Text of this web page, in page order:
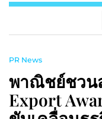
PR News
พาณิชย์ชวน
Export